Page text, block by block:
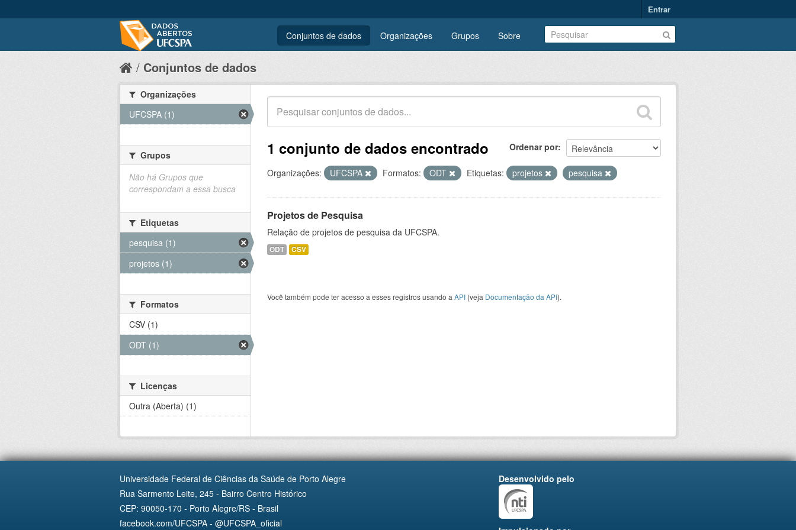
Entrar
Conjuntos de dados Organizações Grupos Sobre
Conjuntos de dados
Ordenar por
1 conjunto de dados encontrado
Organizações: UFCSPA Formatos: ODT Etiquetas: projetos pesquisa
Projetos de Pesquisa
Relação de projetos de pesquisa da UFCSPA.
ODT CSV
Você também pode ter acesso a esses registros usando a API (veja Documentação da API).
Organizações
UFCSPA (1)
Grupos
Não há Grupos que
correspondam a essa busca
Etiquetas
pesquisa (1)
projetos (1)
Formatos
CSV (1)
ODT (1)
Licenças
Outra (Aberta) (1)
Universidade Federal de Ciências da Saúde de Porto Alegre
Rua Sarmento Leite, 245 - Bairro Centro Histórico
CEP: 90050-170 - Porto Alegre/RS - Brasil
facebook.com/UFCSPA - @UFCSPA_oficial
Desenvolvido pelo